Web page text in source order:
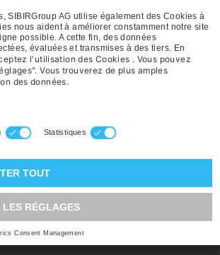
Registration pour service